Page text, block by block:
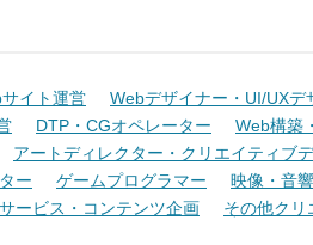
イト運営
Webデザイナー・UI/UXデ
DTP・CGオペレーター
Web構築
アートディレクター・クリエイティブ
ー
ゲームプログラマー
映像・音
ービス・コンテンツ企画 その他クリ